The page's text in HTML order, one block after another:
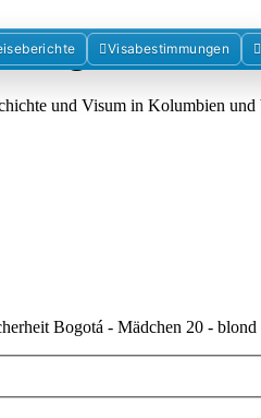
grosse
und Visum in Kolumbien
Visabestimmungen
Bogotá - Mädchen 20 -